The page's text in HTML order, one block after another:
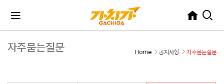
자주묻는질문 Home 공지사항 자주묻는질문